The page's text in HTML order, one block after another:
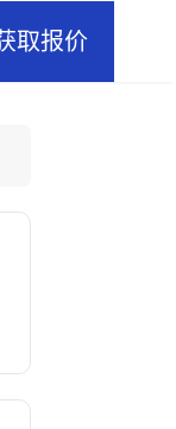
取报价